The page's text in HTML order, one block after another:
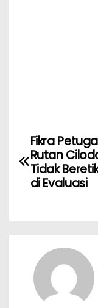
Fikra
Rutan
Tidak
di Evaluasi